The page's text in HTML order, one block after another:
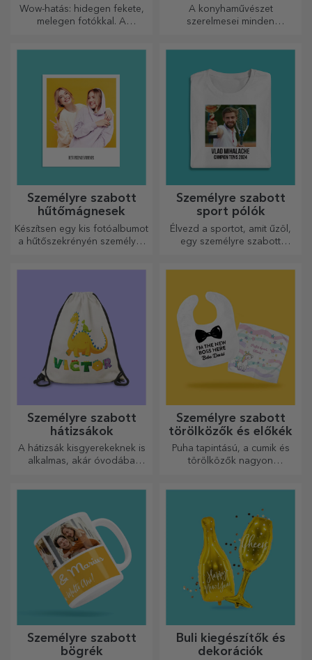
Wow-hatás: hidegen fekete,
melegen fotókkal. A
A konyhaművészet
szerelmesei minden
készülnek. Válassza ki a
megfelelőt!
Személyre szabott
hűtőmágnesek
Készítsen egy kis fotóalbumot
a hűtőszekrényén személyre
Személyre szabott
sport pólók
Élvezd a sportot, amit űzöl,
egy személyre szabott
Személyre szabott
hátizsákok
A hátizsák kisgyerekeknek is
alkalmas, akár óvodába
kicsidhez!
Személyre szabott
törölközők és előkék
Puha tapintású, a cumik és
törölközők nagyon
Személyre szabott
bögrék
Buli kiegészítők és
dekorációk